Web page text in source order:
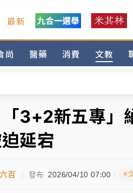
最新
尚 醫藥 消費 文教
才推「E宿新北打卡趣」！抽獎
金會想增加董事人數！辜仲諒向
經》特展第2檔！今線上預約開
長涉圖利渡假村！東檢抗告成功
瑄詐慈濟10億！黃金158kg遭查
「3+2新五專
延宕
六百 | 發布 2026/04/10 07:00 #